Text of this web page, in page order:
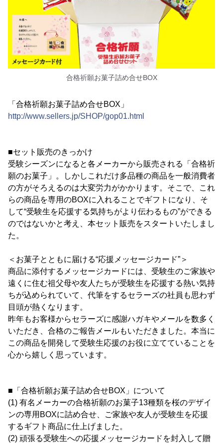
合格祈願お菓子詰め合せBOX
「合格祈願お菓子詰め合せBOX」
http://www.sellers.jp/SHOP/gop01.html
■セット販売のきっかけ
受験シーズンになると各メーカーから販売される「合格祈
願のお菓子」。しかしこれだけ多品種の商品を一般消費者
の方がそろえるのは大変労力がかかります。そこで、これ
らの商品を専用のBOXに入れることでギフトになり、そ
して“受験生を応援する気持ちがより伝わるもの”ができる
のではないかと考え、本セット販売をスタートいたしまし
た。
＜お菓子とともに届ける“応援メッセージカード”＞
商品に添付するメッセージカードには、受験生のご家族や
遠くに住む祖父母や友人たちが受験生を応援する熱い気持
ちが込められていて、代筆をするセラーズの社員も思わず
目頭が熱くなります。
昨年もお客様からセラーズに感謝ハガキやメールを数多く
いただき、合格のご報告メールもいただきました。本当に
この商品を開発して受験生応援のお役に立てていることを
心から嬉しく思っています。
■「合格祈願お菓子詰め合せBOX」について
(1) 有名メーカーの合格祈願のお菓子13種類を桜のデザイ
ンの専用BOXに詰め合せ、ご家族や友人が受験生を応援
するギフト商品に仕上げました。
(2) 頑張る受験生への応援メッセージカードを封入して贈